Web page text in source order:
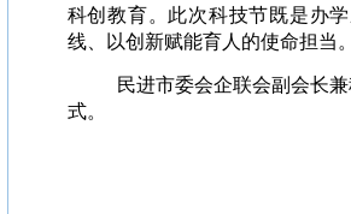
科创教育。此次科技节既是办
线、以创新赋能育人的使命担当。
民进市委会企联会副会长
式。